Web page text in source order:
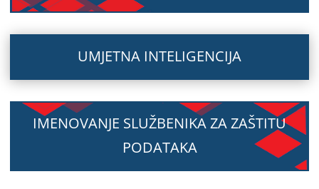
UMJETNA INTELIGENCIJA
IMENOVANJE SLUŽBENIKA ZA ZAŠTITU
PODATAKA